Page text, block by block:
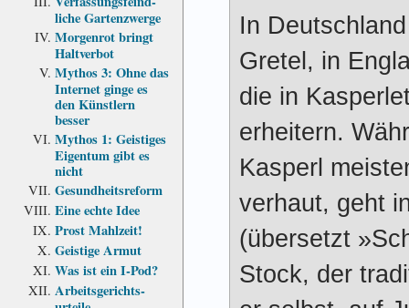
liche Garten­zwerge
Morgenrot bringt
Haltverbot
Mythos 3: Ohne das
Internet ginge es
den Künstlern
besser
Mythos 1: Geistiges
Eigentum gibt es
nicht
Gesundheits­reform
Eine echte Idee
Prost Mahlzeit!
Geistige Armut
Was ist ein I-Pod?
Arbeits­gerichts­
In
Gretel, in
die in
erheitern.
Kasperl
verhaut, geht
(übersetzt
Stock, der